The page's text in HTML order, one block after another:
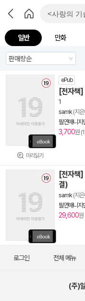
일반 만화
미리읽기
ePub
[전자책
1
samk(지은
필연매니지
3,700원
[전자책
결)
samk(지은
필연매니지
29,600원
로그인 전체 메뉴
(주)